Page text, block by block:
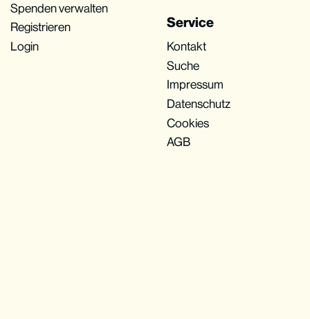
Spenden verwalten
Registrieren
Login
Service
Kontakt
Suche
Impressum
Datenschutz
Cookies
AGB